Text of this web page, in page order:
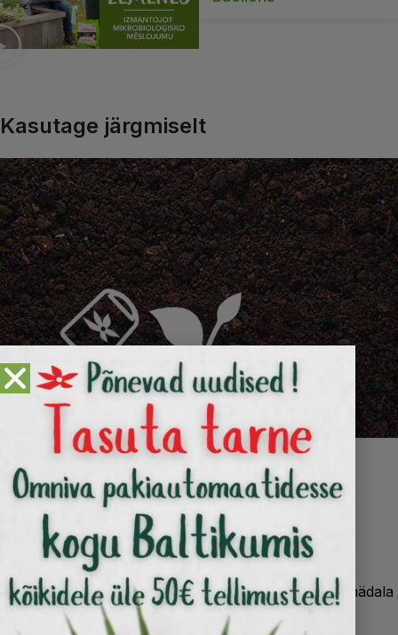
Kasutage järgmiselt
Pärast istutamist
taimi kastetakse väetisega 10. päeval, seejärel iga 2 nädala
tagant vastavalt vajadusele.